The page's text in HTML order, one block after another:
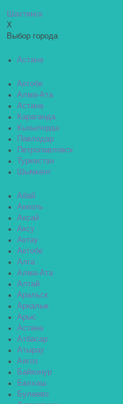
Шахтинск
X
Выбор города
Астана
Актобе
Алма-Ата
Астана
Караганда
Кызылорда
Павлодар
Петропавловск
Туркестан
Шымкент
Абай
Акколь
Аксай
Аксу
Актау
Актобе
Алга
Алма-Ата
Алтай
Аральск
Аркалык
Арыс
Астана
Атбасар
Атырау
Аягоз
Байконур
Балхаш
Булаево